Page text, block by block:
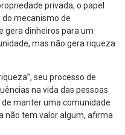
privada, o papel
do mecanismo de
gera dinheiros para um
mas não gera riqueza
seu processo de
na vida das pessoas.
manter uma comunidade
não tem valor algum, afirma